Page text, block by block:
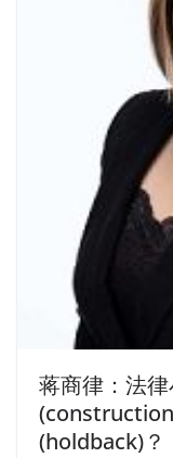
蒋商律：法
(holdback)？